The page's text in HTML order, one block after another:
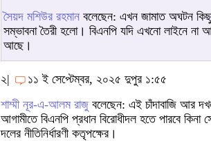
সৈয়দ মশিউর রহমান বলেছেন: এখন জামাত অঘটন
সম্ভাবনা তৈরী হলো। বিএনপি যদি এখনো লাইনে না
আছে।
২|
১১ ই সেপ্টেম্বর, ২০২৫ দুপুর ১:৫৫
শাম্মী নূর-এ-আলম রাজু বলেছেন: এই চাঁদাবাজি আর
আগামীতে বিএনপি প্রধান বিরোধীদল হতে পারবে কিনা
দলের নীতিনির্ধারণী কতৃপক্ষের।